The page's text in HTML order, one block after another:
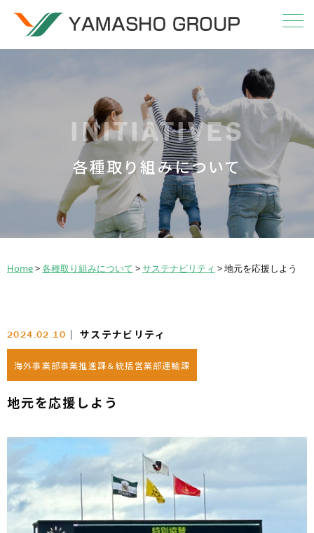
INITIATIVES
各種取り組みについて
Home>各種取り組みについて >サステナビリティ >地元を応援しよう
2024.02.10 │ サステナビリティ
海外事業部事業推進課＆統括営業部運輸課
地元を応援しよう